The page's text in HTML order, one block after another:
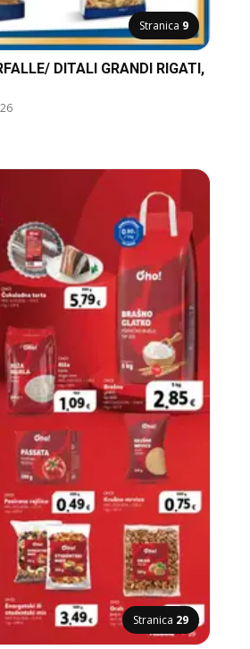
Stranica 9
DITALI GRANDI RIGATI,
Stranica 29